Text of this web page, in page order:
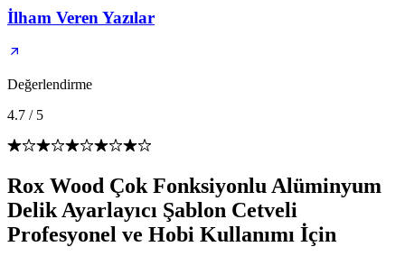
İlham Veren Yazılar
Değerlendirme
4.7 / 5
Rox Wood Çok Fonksiyonlu Alüminyum
Delik Ayarlayıcı Şablon Cetveli
Profesyonel ve Hobi Kullanımı İçin